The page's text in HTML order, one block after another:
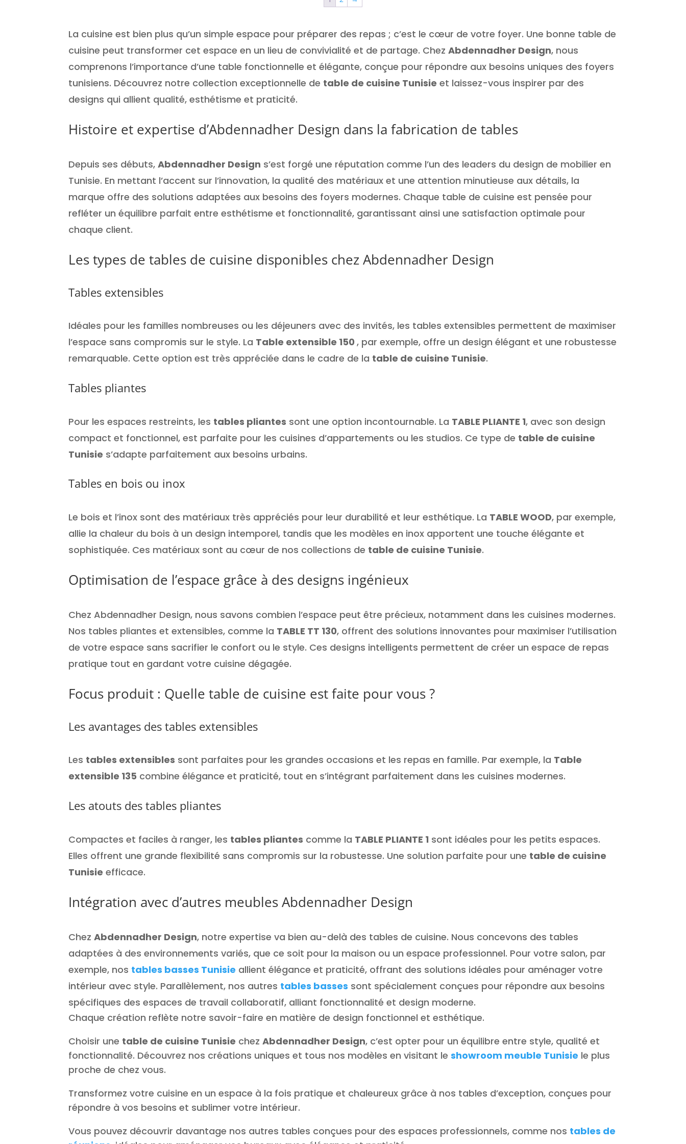
Dt.
Dt.
Dt.
Dt.
La cuisine est bien plus qu’un simple espace pour préparer des repas ; c’est le cœur de votre foyer. Une bonne table de
cuisine peut transformer cet espace en un lieu de convivialité et de partage. ChezAbdennadher Design, nous
comprenons l’importance d’une table fonctionnelle et élégante, conçue pour répondre aux besoins uniques des foyers
tunisiens. Découvrez notre collection exceptionnelle de table de cuisine Tunisie et laissez-vous inspirer par des
designs qui allient qualité, esthétisme et praticité.
Histoire et expertise d’Abdennadher Design dans la fabrication de tables
Depuis ses débuts,Abdennadher Design s’est forgé une réputation comme l’un des leaders du design de mobilier en
Tunisie. En mettant l’accent sur l’innovation, la qualité des matériaux et une attention minutieuse aux détails, la
marque offre des solutions adaptées aux besoins des foyers modernes. Chaque table de cuisine est pensée pour
refléter un équilibre parfait entre esthétisme et fonctionnalité, garantissant ainsi une satisfaction optimale pour
chaque client.
Les types de tables de cuisine disponibles chez Abdennadher Design
Tables extensibles
Idéales pour les familles nombreuses ou les déjeuners avec des invités, les tables extensibles permettent de maximiser
l’espace sans compromis sur le style. La Table extensible 150, par exemple, offre un design élégant et une robustesse
remarquable. Cette option est très appréciée dans le cadre de la table de cuisine Tunisie.
Tables pliantes
Pour les espaces restreints, les tables pliantes sont une option incontournable. La TABLE PLIANTE 1, avec son design
compact et fonctionnel, est parfaite pour les cuisines d’appartements ou les studios. Ce type de table de cuisine
Tunisie s’adapte parfaitement aux besoins urbains.
Tables en bois ou inox
Le bois et l’inox sont des matériaux très appréciés pour leur durabilité et leur esthétique. La TABLE WOOD, par exemple,
allie la chaleur du bois à un design intemporel, tandis que les modèles en inox apportent une touche élégante et
sophistiquée. Ces matériaux sont au cœur de nos collections de table de cuisine Tunisie.
Optimisation de l’espace grâce à des designs ingénieux
Chez Abdennadher Design, nous savons combien l’espace peut être précieux, notamment dans les cuisines modernes.
Nos tables pliantes et extensibles, comme la TABLE TT 130, offrent des solutions innovantes pour maximiser l’utilisation
de votre espace sans sacrifier le confort ou le style. Ces designs intelligents permettent de créer un espace de repas
pratique tout en gardant votre cuisine dégagée.
Focus produit : Quelle table de cuisine est faite pour vous ?
Les avantages des tables extensibles
Les tables extensibles sont parfaites pour les grandes occasions et les repas en famille. Par exemple, la Table
extensible 135 combine élégance et praticité, tout en s’intégrant parfaitement dans les cuisines modernes.
Les atouts des tables pliantes
Compactes et faciles à ranger, les tables pliantes comme la TABLE PLIANTE 1 sont idéales pour les petits espaces.
Elles offrent une grande flexibilité sans compromis sur la robustesse. Une solution parfaite pour une table de cuisine
Tunisie efficace.
Intégration avec d’autres meubles Abdennadher Design
ChezAbdennadher Design, notre expertise va bien au-delà des tables de cuisine. Nous concevons des tables
adaptées à des environnements variés, que ce soit pour la maison ou un espace professionnel. Pour votre salon, par
exemple, nos tables basses Tunisie allient élégance et praticité, offrant des solutions idéales pour aménager votre
intérieur avec style. Parallèlement, nos autres tables basses sont spécialement conçues pour répondre aux besoins
spécifiques des espaces de travail collaboratif, alliant fonctionnalité et design moderne.
Chaque création reflète notre savoir-faire en matière de design fonctionnel et esthétique.
Choisir une table de cuisine Tunisie chezAbdennadher Design, c’est opter pour un équilibre entre style, qualité et
fonctionnalité. Découvrez nos créations uniques et tous nos modèles en visitant leshowroom meuble Tunisie le plus
proche de chez vous.
Transformez votre cuisine en un espace à la fois pratique et chaleureux grâce à nos tables d’exception, conçues pour
répondre à vos besoins et sublimer votre intérieur.
Vous pouvez découvrir davantage nos autres tables conçues pour des espaces professionnels, comme nos tables de